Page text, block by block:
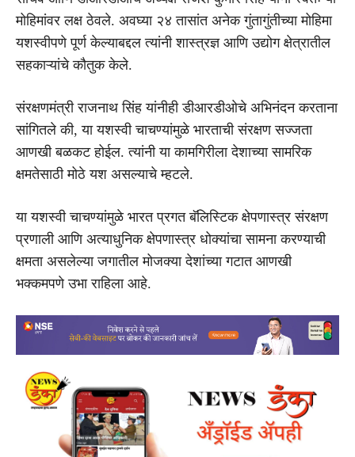
मोहिमांवर लक्ष ठेवले. अवघ्या २४ तासांत अनेक गुंतागुंतीच्या मोहिमा
यशस्वीपणे पूर्ण केल्याबद्दल त्यांनी शास्त्रज्ञ आणि उद्योग क्षेत्रातील
सहकाऱ्यांचे कौतुक केले.
संरक्षणमंत्री राजनाथ सिंह यांनीही डीआरडीओचे अभिनंदन करताना
सांगितले की, या यशस्वी चाचण्यांमुळे भारताची संरक्षण सज्जता
आणखी बळकट होईल. त्यांनी या कामगिरीला देशाच्या सामरिक
क्षमतेसाठी मोठे यश असल्याचे म्हटले.
या यशस्वी चाचण्यांमुळे भारत प्रगत बॅलिस्टिक क्षेपणास्त्र संरक्षण
प्रणाली आणि अत्याधुनिक क्षेपणास्त्र धोक्यांचा सामना करण्याची
क्षमता असलेल्या जगातील मोजक्या देशांच्या गटात आणखी
भक्कमपणे उभा राहिला आहे.